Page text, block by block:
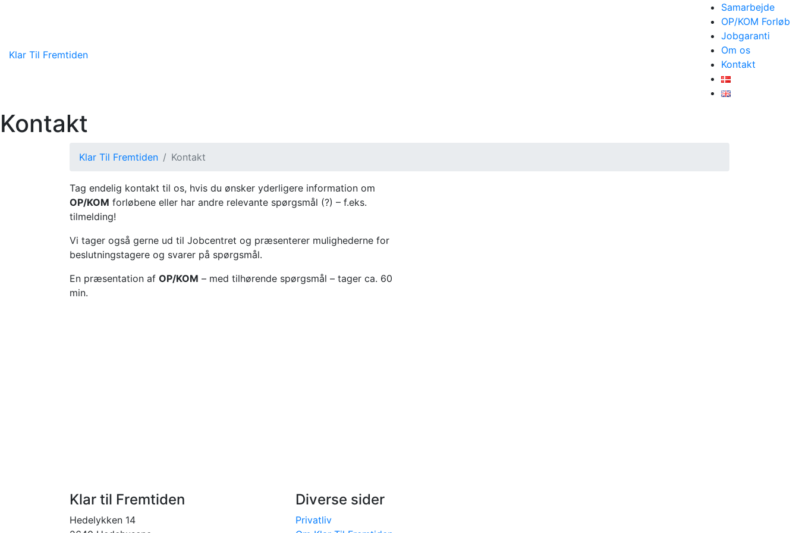
Klar Til Fremtiden
Samarbejde
OP/KOM Forløb
Jobgaranti
Om os
Kontakt
Kontakt
Klar Til Fremtiden Kontakt
Tag endelig kontakt til os, hvis du ønsker yderligere information om
OP/KOM forløbene eller har andre relevante spørgsmål (?) – f.eks.
tilmelding!
Vi tager også gerne ud til Jobcentret og præsenterer mulighederne for
beslutningstagere og svarer på spørgsmål.
En præsentation af OP/KOM – med tilhørende spørgsmål – tager ca. 60
min.
Klar til Fremtiden
Hedelykken 14
Diverse sider
Privatliv